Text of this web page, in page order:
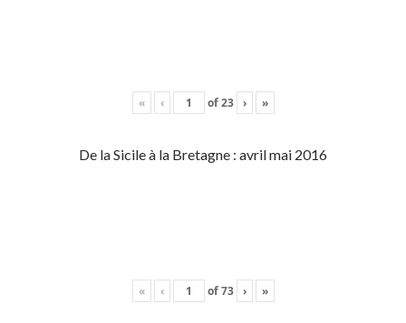
« ‹ of23 › »
De la Sicile à la Bretagne : avril mai 2016
« ‹ of73 › »